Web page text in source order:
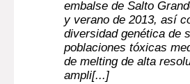
embalse de Salto
y verano de 2013, así
diversidad genética de
poblaciones tóxicas
de melting de alta
ampli[...]